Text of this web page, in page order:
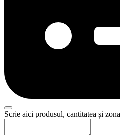
Scrie aici produsul, cantitatea și